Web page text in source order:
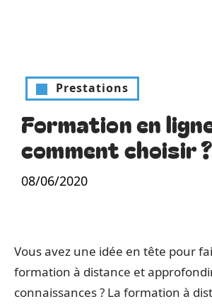
Prestations
Formation en
comment choisir ?
08/06/2020
Vous avez une idée en tête pour
formation à distance et
connaissances ? La formation à